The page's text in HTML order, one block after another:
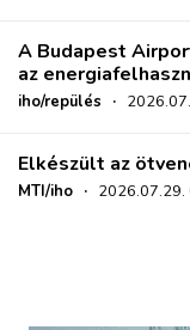
A Budapest
az
iho/repülés ·
Elkészült az
MTI/iho · 2026.07.29.